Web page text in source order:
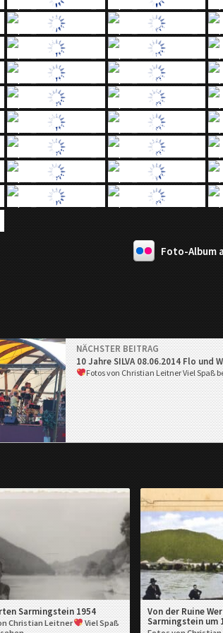
Foto-Album
NÄCHSTER BEITRAG
10 Jahre SILVA 08.06.2014 Flo und
Fotos von Christian LeitnerViel Spaß
Sarmingstein 1954
Christian Leitner
Viel Spaß
Von der Ruine
Sarmingstein um